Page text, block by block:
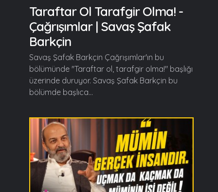
Taraftar Ol Tarafgir Olma! -
Çağrışımlar | Savaş Şafak
Barkçin
Savaş Şafak Barkçin Çağrışımlar'ın bu
bölümünde "Taraftar ol, tarafgir olma!" başlığı
üzerinde duruyor. Savaş Şafak Barkçin bu
bölümde başlıca...